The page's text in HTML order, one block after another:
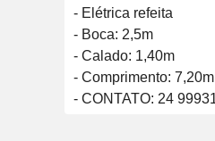
- Elétrica refeita
- Boca: 2,5m
- Calado: 1,40m
- Comprimento: 7,20m